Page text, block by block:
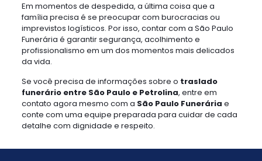
Em momentos de despedida, a última coisa que a
família precisa é se preocupar com burocracias ou
imprevistos logísticos. Por isso, contar com a São Paulo
Funerária é garantir segurança, acolhimento e
profissionalismo em um dos momentos mais delicados
da vida.
Se você precisa de informações sobre o traslado
funerário entre São Paulo e Petrolina, entre em
contato agora mesmo com a São Paulo Funerária e
conte com uma equipe preparada para cuidar de cada
detalhe com dignidade e respeito.